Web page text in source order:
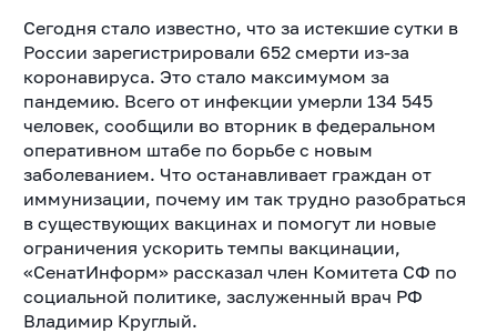
Сегодня стало известно, что за истекшие сутки в
России зарегистрировали 652 смерти из-за
коронавируса. Это стало максимумом за
пандемию. Всего от инфекции умерли 134 545
человек, сообщили во вторник в федеральном
оперативном штабе по борьбе с новым
заболеванием. Что останавливает граждан от
иммунизации, почему им так трудно разобраться
в существующих вакцинах и помогут ли новые
ограничения ускорить темпы вакцинации,
«СенатИнформ» рассказал член Комитета СФ по
социальной политике, заслуженный врач РФ
Владимир Круглый.